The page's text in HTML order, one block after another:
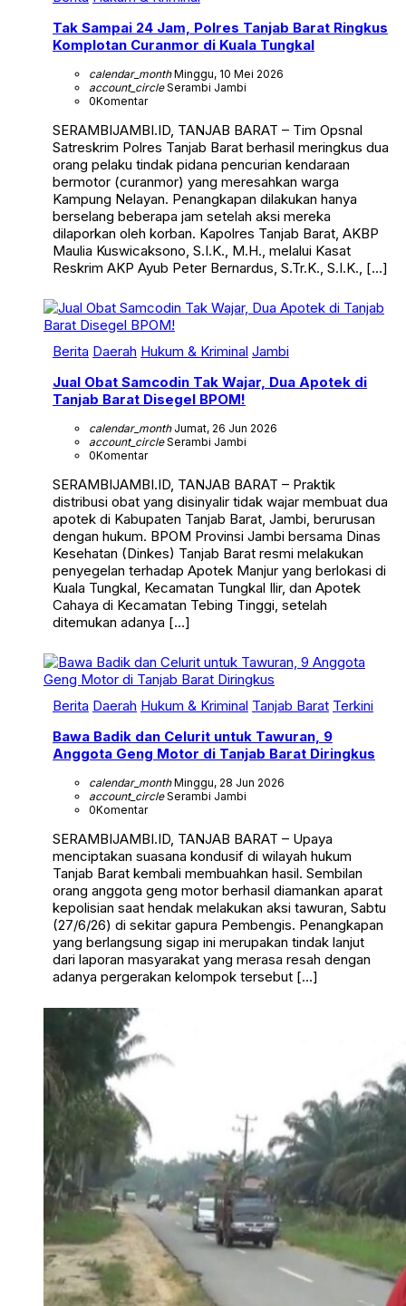
Tak Sampai 24 Jam, Polres Tanjab Barat Ringkus
Komplotan Curanmor di Kuala Tungkal
calendar_monthMinggu, 10 Mei 2026
account_circleSerambi Jambi
0Komentar
SERAMBIJAMBI.ID, TANJAB BARAT – Tim Opsnal
Satreskrim Polres Tanjab Barat berhasil meringkus dua
orang pelaku tindak pidana pencurian kendaraan
bermotor (curanmor) yang meresahkan warga
Kampung Nelayan. Penangkapan dilakukan hanya
berselang beberapa jam setelah aksi mereka
dilaporkan oleh korban. Kapolres Tanjab Barat, AKBP
Maulia Kuswicaksono, S.I.K., M.H., melalui Kasat
Reskrim AKP Ayub Peter Bernardus, S.Tr.K., S.I.K., […]
Berita Daerah Hukum & Kriminal Jambi
Jual Obat Samcodin Tak Wajar, Dua Apotek di
Tanjab Barat Disegel BPOM!
calendar_monthJumat, 26 Jun 2026
account_circleSerambi Jambi
0Komentar
SERAMBIJAMBI.ID, TANJAB BARAT – Praktik
distribusi obat yang disinyalir tidak wajar membuat dua
apotek di Kabupaten Tanjab Barat, Jambi, berurusan
dengan hukum. BPOM Provinsi Jambi bersama Dinas
Kesehatan (Dinkes) Tanjab Barat resmi melakukan
penyegelan terhadap Apotek Manjur yang berlokasi di
Kuala Tungkal, Kecamatan Tungkal Ilir, dan Apotek
Cahaya di Kecamatan Tebing Tinggi, setelah
ditemukan adanya […]
Berita Daerah Hukum & Kriminal Tanjab Barat Terkini
Bawa Badik dan Celurit untuk Tawuran, 9
Anggota Geng Motor di Tanjab Barat Diringkus
calendar_monthMinggu, 28 Jun 2026
account_circleSerambi Jambi
0Komentar
SERAMBIJAMBI.ID, TANJAB BARAT – Upaya
menciptakan suasana kondusif di wilayah hukum
Tanjab Barat kembali membuahkan hasil. Sembilan
orang anggota geng motor berhasil diamankan aparat
kepolisian saat hendak melakukan aksi tawuran, Sabtu
(27/6/26) di sekitar gapura Pembengis. Penangkapan
yang berlangsung sigap ini merupakan tindak lanjut
dari laporan masyarakat yang merasa resah dengan
adanya pergerakan kelompok tersebut […]